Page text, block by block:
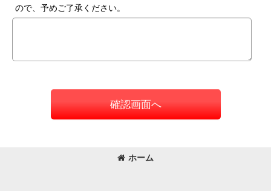
ので、予めご了承ください。
確認画面へ
ホーム